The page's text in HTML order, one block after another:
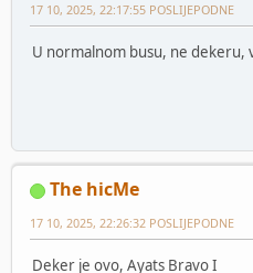
17 10, 2025, 22:17:55 POSLIJEPODNE
U normalnom busu, ne dekeru,
The hicMe
17 10, 2025, 22:26:32 POSLIJEPODNE
Deker je ovo, Ayats Bravo I